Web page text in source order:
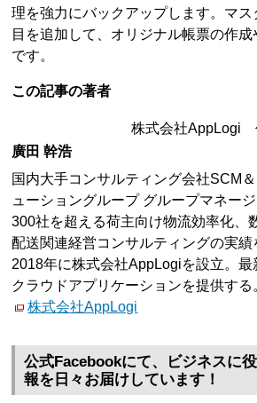
理を強力にバックアップします。マ
目を追加して、オリジナル帳票の作
です。
この記事の著者
株式会社AppLogi
廣田 幹浩
国内大手コンサルティング会社SCM
ューショングループ グループマネー
300社を超える荷主向け物流効率化、
配送関連経営コンサルティングの実績
2018年に株式会社AppLogiを設立。
クラウドアプリケーションを提供する
株式会社AppLogi
公式Facebookにて、ビジネスに
報を日々お届けしています！